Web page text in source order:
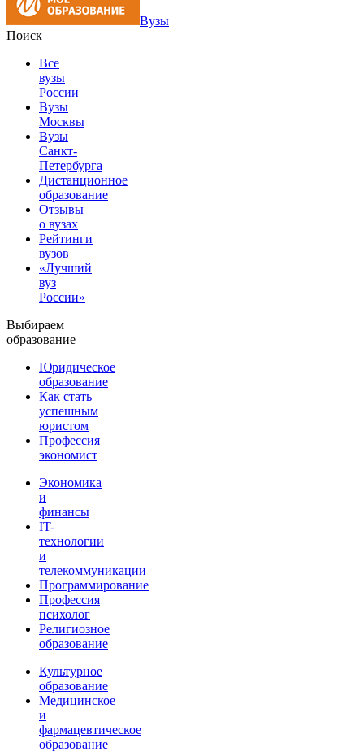
Вузы
Поиск
Все
вузы
России
Вузы
Москвы
Вузы
Санкт-
Петербурга
Дистанционное
образование
Отзывы
о вузах
Рейтинги
вузов
«Лучший
вуз
России»
Выбираем
образование
Юридическое
образование
Как стать
успешным
юристом
Профессия
экономист
Экономика
и
финансы
IT-
технологии
и
телекоммуникации
Программирование
Профессия
психолог
Религиозное
образование
Культурное
образование
Медицинское
и
фармацевтическое
образование